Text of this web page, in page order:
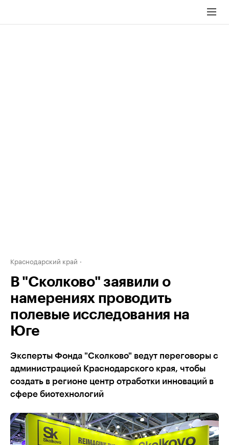
Краснодарский край
В "Сколково" заявили о
намерениях проводить
полевые исследования на
Юге
Эксперты Фонда "Сколково" ведут переговоры с
администрацией Краснодарского края, чтобы
создать в регионе центр отработки инноваций в
сфере биотехнологий